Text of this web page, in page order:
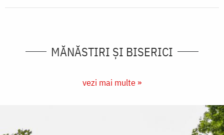
MĂNĂSTIRI ȘI BISERICI
vezi mai multe »